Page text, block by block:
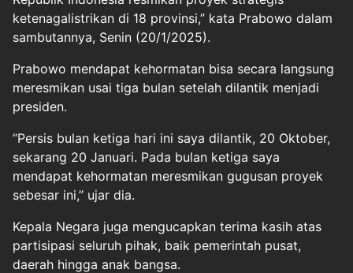
ketenagalistrikan di 18 provinsi,” kata Prabowo dalam
sambutannya, Senin (20/1/2025).
Prabowo mendapat kehormatan bisa secara langsung
meresmikan usai tiga bulan setelah dilantik menjadi
presiden.
“Persis bulan ketiga hari ini saya dilantik, 20 Oktober,
sekarang 20 Januari. Pada bulan ketiga saya
mendapat kehormatan meresmikan gugusan proyek
sebesar ini,” ujar dia.
Kepala Negara juga mengucapkan terima kasih atas
partisipasi seluruh pihak, baik pemerintah pusat,
daerah hingga anak bangsa.